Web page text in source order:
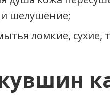
шелушение;
ломкие, сухие,